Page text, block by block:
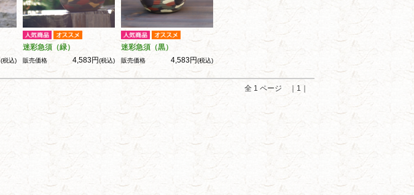
(税込)
迷彩急須（緑）
販売価格 4,583円(税込)
迷彩急須（黒）
販売価格 4,583円(税込)
全 1 ページ ｜1｜